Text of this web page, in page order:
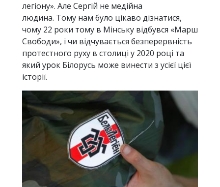
легіону». Але Сергій не медійна
людина. Тому нам було цікаво дізнатися,
чому 22 роки тому в Мінську відбувся «Марш
Свободи», і чи відчувається безперервність
протестного руху в столиці у 2020 році та
який урок Білорусь може винести з усієї цієї
історії.